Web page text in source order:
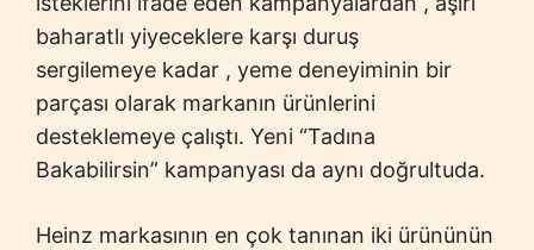
baharatlı yiyeceklere karşı duruş
sergilemeye kadar , yeme deneyiminin bir
parçası olarak markanın ürünlerini
desteklemeye çalıştı. Yeni “Tadına
Bakabilirsin” kampanyası da aynı doğrultuda.
Heinz markasının en çok tanınan iki ürününün